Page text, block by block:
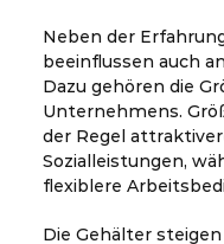
Neben der
beeinflussen auch
Dazu gehören die
Unternehmens.
der Regel
Sozialleistungen,
flexiblere
Die Gehälter